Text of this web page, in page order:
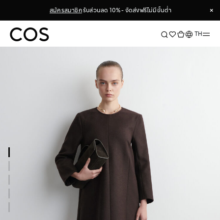
สมัครสมาชิกรับส่วนลด 10% - จัดส่งฟรีไม่มีขั้นต่ำ
×
×
ภาษาTH